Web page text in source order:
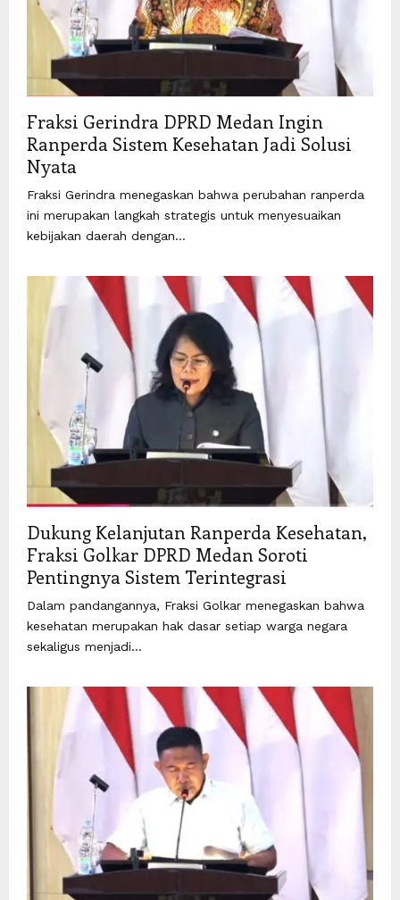
Fraksi Gerindra DPRD Medan Ingin
Ranperda Sistem Kesehatan Jadi Solusi
Nyata
Fraksi Gerindra menegaskan bahwa perubahan ranperda
ini merupakan langkah strategis untuk menyesuaikan
kebijakan daerah dengan...
Dukung Kelanjutan Ranperda Kesehatan,
Fraksi Golkar DPRD Medan Soroti
Pentingnya Sistem Terintegrasi
Dalam pandangannya, Fraksi Golkar menegaskan bahwa
kesehatan merupakan hak dasar setiap warga negara
sekaligus menjadi...